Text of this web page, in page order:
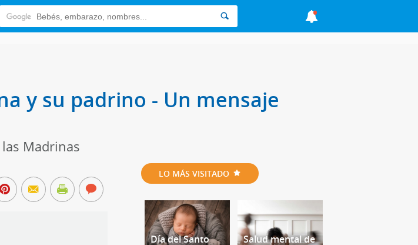
y su padrino - Un mensaje
Madrinas
LO MÁS VISITADO
Día del Santo Salud mental de